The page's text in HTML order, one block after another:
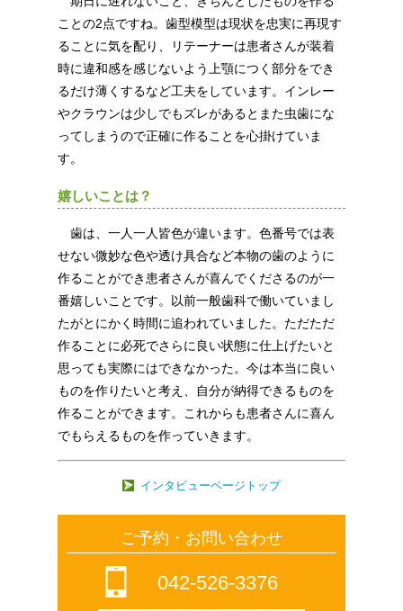
ことの2点ですね。歯型模型は現状を忠実に再現す
ることに気を配り、リテーナーは患者さんが装着
時に違和感を感じないよう上顎につく部分をでき
るだけ薄くするなど工夫をしています。インレー
やクラウンは少しでもズレがあるとまた虫歯にな
ってしまうので正確に作ることを心掛けていま
す。
嬉しいことは？
歯は、一人一人皆色が違います。色番号では表
せない微妙な色や透け具合など本物の歯のように
作ることができ患者さんが喜んでくださるのが一
番嬉しいことです。以前一般歯科で働いていまし
たがとにかく時間に追われていました。ただただ
作ることに必死でさらに良い状態に仕上げたいと
思っても実際にはできなかった。今は本当に良い
ものを作りたいと考え、自分が納得できるものを
作ることができます。これからも患者さんに喜ん
でもらえるものを作っていきます。
インタビューページトップ
ご予約・お問い合わせ
042-526-3376